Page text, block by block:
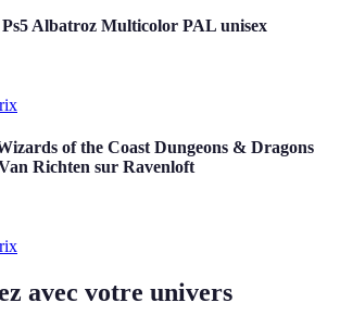
Ps5 Albatroz Multicolor PAL unisex
of the Coast Dungeons & Dragons
Richten sur Ravenloft
avec votre univers